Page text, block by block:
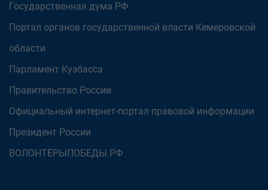
Государственная дума РФ
Портал органов государственной власти Кемеровской
области
Парламент Кузбасса
Правительство России
Официальный интернет-портал правовой информации
Президент России
ВОЛОНТЕРЫПОБЕДЫ.РФ